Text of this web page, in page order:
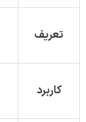
تعریف
کاربرد